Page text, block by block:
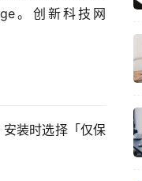
。创新科技网
装时选择「仅保